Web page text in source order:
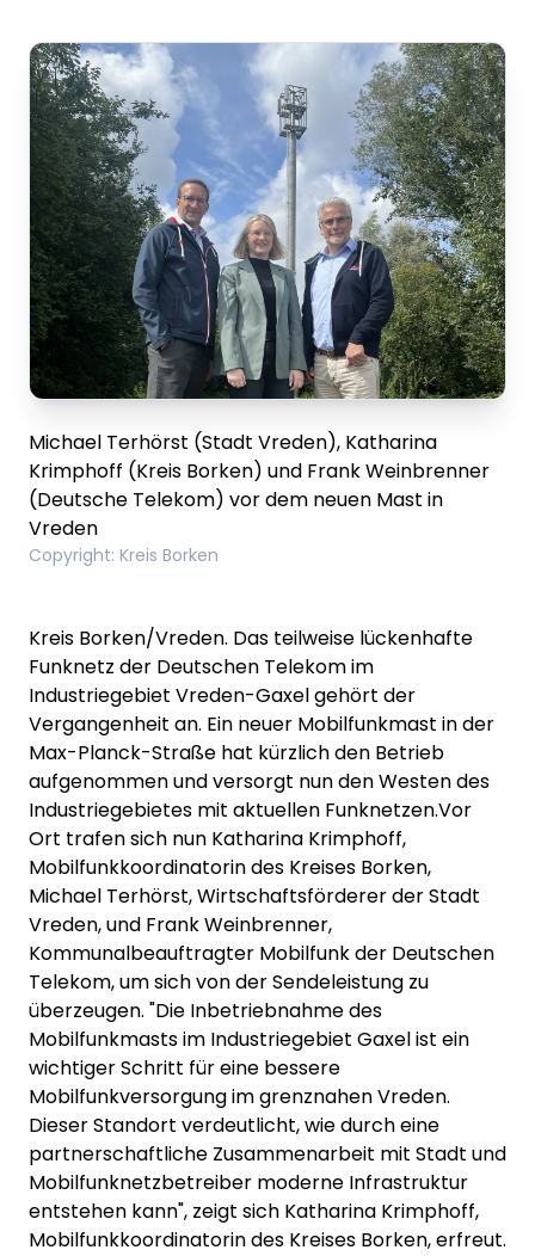
Michael Terhörst (Stadt Vreden), Katharina
Krimphoff (Kreis Borken) und Frank Weinbrenner
(Deutsche Telekom) vor dem neuen Mast in
Vreden
Copyright: Kreis Borken
Kreis Borken/Vreden. Das teilweise lückenhafte
Funknetz der Deutschen Telekom im
Industriegebiet Vreden-Gaxel gehört der
Vergangenheit an. Ein neuer Mobilfunkmast in der
Max-Planck-Straße hat kürzlich den Betrieb
aufgenommen und versorgt nun den Westen des
Industriegebietes mit aktuellen Funknetzen.Vor
Ort trafen sich nun Katharina Krimphoff,
Mobilfunkkoordinatorin des Kreises Borken,
Michael Terhörst, Wirtschaftsförderer der Stadt
Vreden, und Frank Weinbrenner,
Kommunalbeauftragter Mobilfunk der Deutschen
Telekom, um sich von der Sendeleistung zu
überzeugen. "Die Inbetriebnahme des
Mobilfunkmasts im Industriegebiet Gaxel ist ein
wichtiger Schritt für eine bessere
Mobilfunkversorgung im grenznahen Vreden.
Dieser Standort verdeutlicht, wie durch eine
partnerschaftliche Zusammenarbeit mit Stadt und
Mobilfunknetzbetreiber moderne Infrastruktur
entstehen kann", zeigt sich Katharina Krimphoff,
Mobilfunkkoordinatorin des Kreises Borken, erfreut.